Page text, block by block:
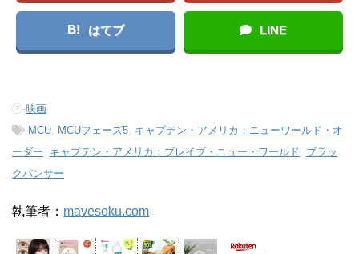
B! はてブ LINE
-映画
-MCU MCUフェーズ5 キャプテン・アメリカ：ニューワールド・オ
ーダー キャプテン・アメリカ：ブレイブ・ニュー・ワールド ブラッ
クパンサー
執筆者： mavesoku.com